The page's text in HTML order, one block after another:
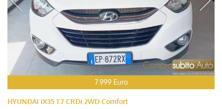
7.999 Euro
HYUNDAI iX35 1.7 CRDi 2WD Comfort